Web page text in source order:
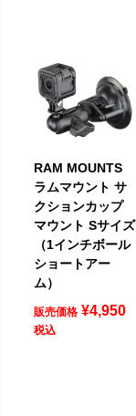
RAM MOUNTS
ラムマウント サ
クションカップ
マウント Sサイズ
（1インチボール
ショートアー
ム）
販売価格 ¥4,950
税込